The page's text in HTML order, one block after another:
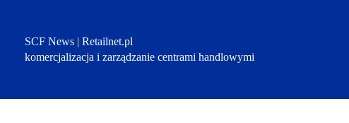
SCF News | Retailnet.pl
komercjalizacja i zarządzanie centrami handlowymi